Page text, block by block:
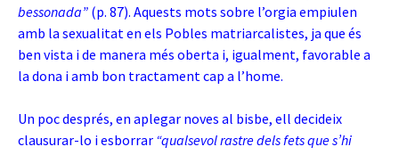
bessonada” (p. 87). Aquests mots sobre l’orgia empiulen
amb la sexualitat en els Pobles matriarcalistes, ja que és
ben vista i de manera més oberta i, igualment, favorable a
la dona i amb bon tractament cap a l’home.
Un poc després, en aplegar noves al bisbe, ell decideix
clausurar-lo i esborrar “qualsevol rastre dels fets que s’hi